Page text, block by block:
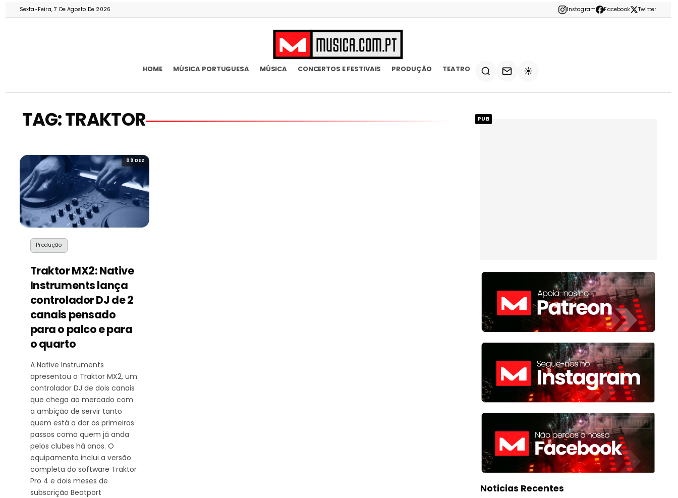
Sexta-Feira, 7 De Agosto De 2026 Instagram Facebook Twitter
HOME MÚSICA PORTUGUESA MÚSICA CONCERTOS E FESTIVAIS PRODUÇÃO TEATRO ☀️
TAG: TRAKTOR
09 DEZ
Produção
Traktor MX2: Native
Instruments lança
controlador DJ de 2
canais pensado
para o palco e para
o quarto
A Native Instruments
apresentou o Traktor MX2, um
controlador DJ de dois canais
que chega ao mercado com
a ambição de servir tanto
quem está a dar os primeiros
passos como quem já anda
pelos clubes há anos. O
equipamento inclui a versão
completa do software Traktor
Pro 4 e dois meses de
subscrição Beatport
PUB
Noticias Recentes